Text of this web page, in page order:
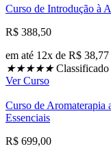
Curso de Introdução à
R$ 388,50
em até 12x de R$
★★★★★
Ver Curso
Curso de Aromaterapia
Essenciais
R$ 699,00